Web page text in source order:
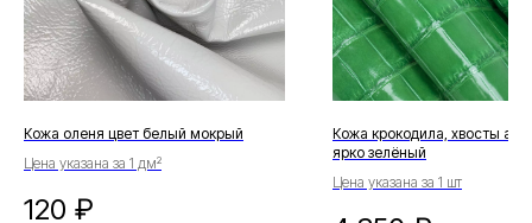
Кожа оленя цвет белый мокрый
Цена указана за 1 дм²
120 ₽
Кожа крокодила, хвосты
ярко зелёный
Цена указана за 1 шт